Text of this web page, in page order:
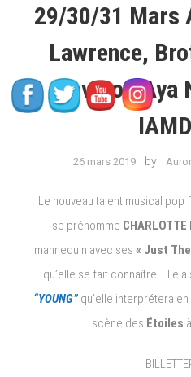
29/30/31 Mars
Lawrence,
Novator, Aya
26 mars 2019 by
Le nouveau talent musical pop
se prénomme CHARLOTTE
mannequin avec ses « Just
qu’elle se fait connaître. Elle
“YOUNG” qu’elle interprétera
scène des Étoiles